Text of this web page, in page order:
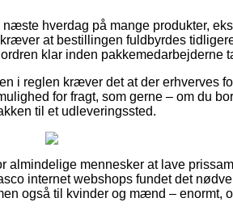
hverdag på mange produkter,
at bestillingen fuldbyrdes
klar inden pakkemedarbejderne
i reglen kræver det at der erhverves
for fragt, som gerne – om du
til et udleveringssted.
mennesker at lave
internet webshops fundet det
også til kvinder og mænd – enormt,